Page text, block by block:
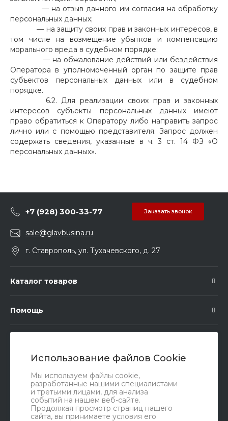
Использование файлов Cookie
Мы используем файлы cookie,
разработанные нашими специалистами
и третьими лицами, для анализа
событий на нашем веб-сайте.
Продолжая просмотр страниц нашего
сайта, вы принимаете условия его
— на отзыв данного им согласия на обработку
персональных данных;
— на защиту своих прав и законных интересов, в
том числе на возмещение убытков и компенсацию
морального вреда в судебном порядке;
— на обжалование действий или бездействия
Оператора в уполномоченный орган по защите прав
субъектов персональных данных или в судебном
порядке.
6.2. Для реализации своих прав и законных
интересов субъекты персональных данных имеют
право обратиться к Оператору либо направить запрос
лично или с помощью представителя. Запрос должен
содержать сведения, указанные в ч. 3 ст. 14 ФЗ «О
персональных данных».
+7 (928) 300-33-77 Заказать звонок
sale@glavbusina.ru
г. Ставрополь, ул. Тухачевского, д. 27
Каталог товаров
Помощь